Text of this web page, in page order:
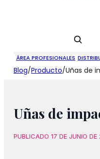
ÁREA PROFESIONALES
Blog/Producto/Uñas de
Uñas de
PUBLICADO 17 DE JUNIO